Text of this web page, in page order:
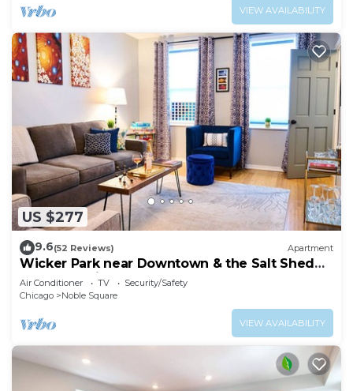
VIEW AVAILABILITY
US $277
9.6(52 Reviews) Apartment
Wicker Park near Downtown & the Salt Shed
Super Special 179.00 August 3-7
Air Conditioner TV
Security/Safety
Chicago
Noble Square
VIEW AVAILABILITY